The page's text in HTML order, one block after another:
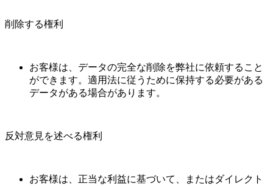
削除する権利
お客様は、データの完全な削除を弊社に依頼すること
ができます。適用法に従うために保持する必要がある
データがある場合があります。
反対意見を述べる権利
お客様は、正当な利益に基づいて、またはダイレクト